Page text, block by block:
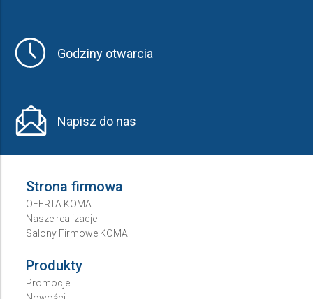
Godziny otwarcia
Napisz do nas
Strona firmowa
OFERTA KOMA
Nasze realizacje
Salony Firmowe KOMA
Produkty
Promocje